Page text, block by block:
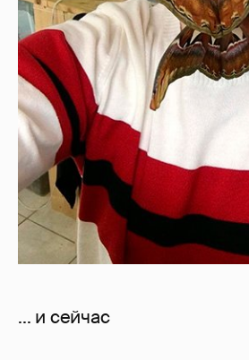
... и сейчас